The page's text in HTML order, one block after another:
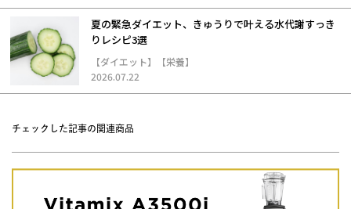
夏の緊急ダイエット、きゅうりで叶える水代謝すっき
りレシピ3選
【ダイエット】【栄養】
2026.07.22
チェックした記事の関連商品